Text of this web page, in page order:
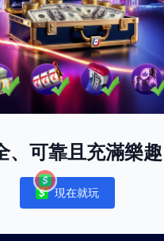
、可靠且充滿樂趣
Notifications
現在就玩